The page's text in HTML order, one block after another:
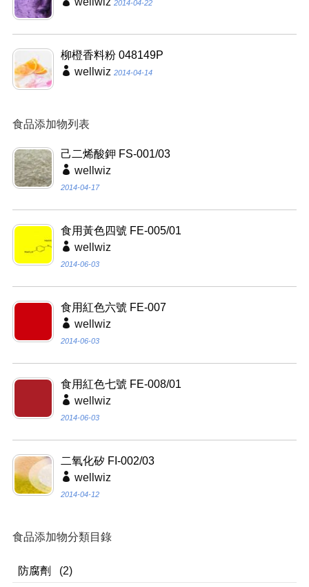
2014-04-22
柳橙香料粉 048149P
wellwiz 2014-04-14
食品添加物列表
己二烯酸鉀 FS-001/03
wellwiz
2014-04-17
食用黃色四號 FE-005/01
wellwiz
2014-06-03
食用紅色六號 FE-007
wellwiz
2014-06-03
食用紅色七號 FE-008/01
wellwiz
2014-06-03
二氧化矽 FI-002/03
wellwiz
2014-04-12
食品添加物分類目錄
防腐劑
(2)